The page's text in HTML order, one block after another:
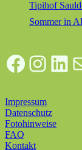
Tipihof
Sommer in
Impressum
Datenschutz
Fotohinweise
FAQ
Kontakt